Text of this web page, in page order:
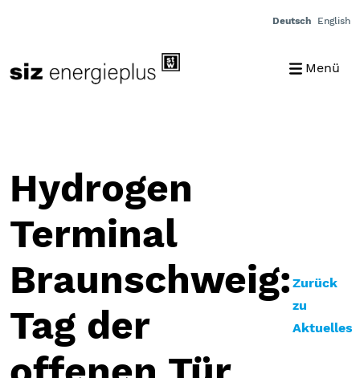
Deutsch English
Menü
Hydrogen
Terminal
Braunschweig:
Tag der
Zurück
zu
Aktuelles